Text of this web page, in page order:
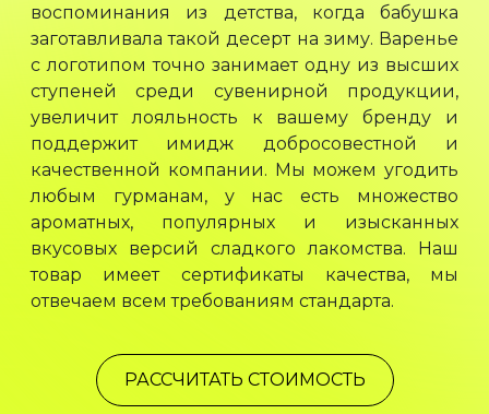
воспоминания из детства, когда бабушка
заготавливала такой десерт на зиму. Варенье
с логотипом точно занимает одну из высших
ступеней среди сувенирной продукции,
увеличит лояльность к вашему бренду и
поддержит имидж добросовестной и
качественной компании. Мы можем угодить
любым гурманам, у нас есть множество
ароматных, популярных и изысканных
вкусовых версий сладкого лакомства. Наш
товар имеет сертификаты качества, мы
отвечаем всем требованиям стандарта.
РАССЧИТАТЬ СТОИМОСТЬ